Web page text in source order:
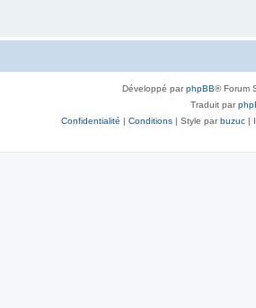
Développé parphpBB® Forum
Traduit par
Confidentialité | Conditions| Style parbuzuc|